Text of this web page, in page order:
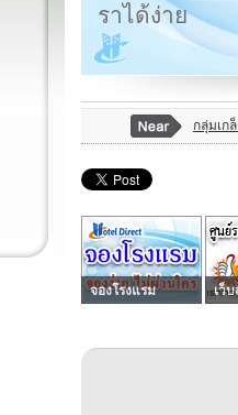
ราได้ง่าย
กลุ่มเก
จองโรงแรม เว็บ